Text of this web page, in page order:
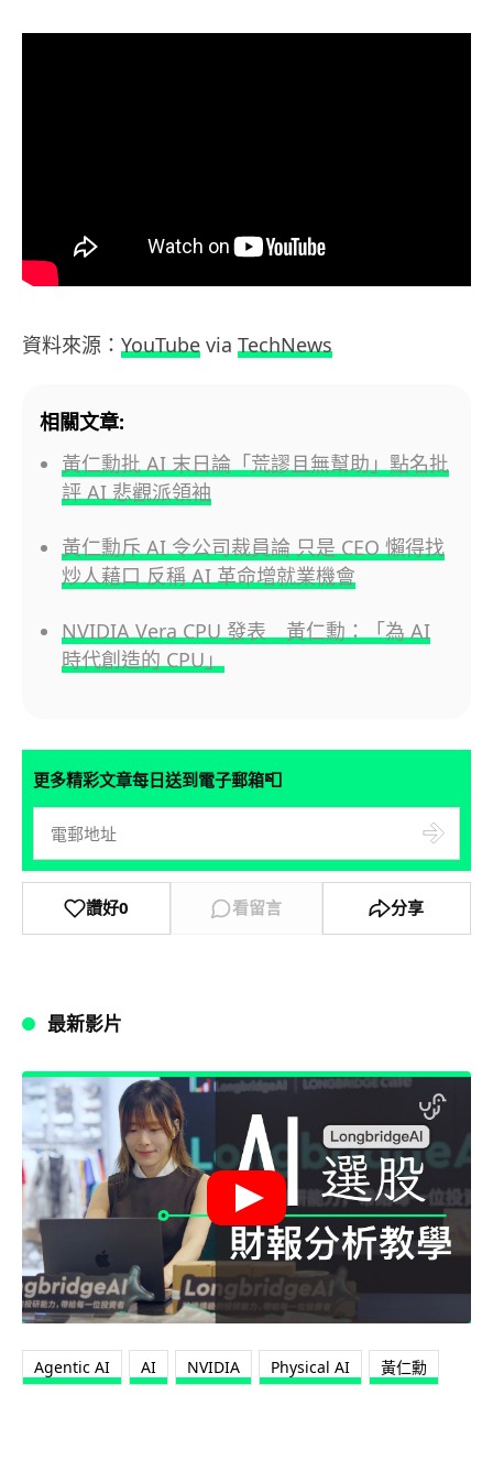
資料來源： YouTube via TechNews
相關文章:
黃仁勳批 AI 末日論「荒謬且無幫助」點名批
評 AI 悲觀派領袖
黃仁勳斥 AI 令公司裁員論 只是 CEO 懶得找
炒人藉口 反稱 AI 革命增就業機會
NVIDIA Vera CPU 發表 黃仁勳：「為 AI
時代創造的 CPU」
更多精彩文章每日送到電子郵箱📮
讚好0 看留言 分享
最新影片
Agentic AI AI NVIDIA Physical AI 黃仁勳